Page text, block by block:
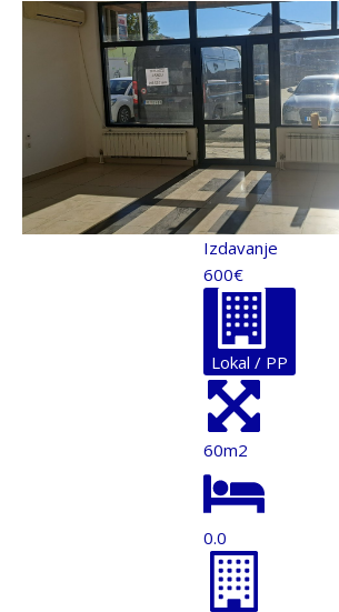
Izdavanje
600€
Lokal / PP
60m2
0.0